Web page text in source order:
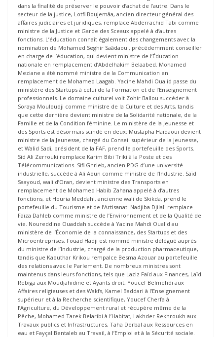
dans la finalité de préserver le pouvoir d’achat de l’autre. Dans le
secteur de la justice, Lotfi Boujemâa, ancien directeur général des
affaires judiciaires et juridiques, remplace Abderrachid Tabi comme
ministre de la Justice et Garde des Sceaux appelé à d’autres
fonctions. L’éducation connaît également des changements avec la
nomination de Mohamed Seghir Saâdaoui, précédemment conseiller
en charge de l’éducation, qui devient ministre de l’Éducation
nationale en remplacement d’Abdelhakim Belaabed. Mohamed
Meziane a été nommé ministre de la Communication en
remplacement de Mohamed Laagab. Yacine Mahdi Oualid passe du
ministère des Startups à celui de la Formation et de l’Enseignement
professionnels. Le domaine culturel voit Zohir Ballou succéder à
Soraya Mouloudji comme ministre de la Culture et des Arts, tandis
que cette dernière devient ministre de la Solidarité nationale, de la
Famille et de la Condition féminine. Le ministère de la Jeunesse et
des Sports est désormais scindé en deux: Mustapha Haidaoui devient
ministre de la Jeunesse, chargé du Conseil supérieur de la jeunesse,
et Walid Sadi, président de la FAF, prend le portefeuille des Sports.
Sid Ali Zerrouki remplace Karim Bibi Triki à la Poste et des
Télécommunications. Sifi Ghrieb, ancien PDG d’une université
industrielle, succède à Ali Aoun comme ministre de l’Industrie. Saïd
Saayoud, wali d’Oran, devient ministre des Transports en
remplacement de Mohamed Habib Zahana appelé à d’autres
fonctions, et Houria Meddahi, ancienne wali de Skikda, prend le
portefeuille du Tourisme et de l’Artisanat. Nadjiba Djilali remplace
Faïza Dahleb comme ministre de l’Environnement et de la Qualité de
vie. Noureddine Ouaddah succède à Yacine Mahdi Oualid au
ministère de l’Économie de la connaissance, des Startups et des
Microentreprises. Fouad Hadji est nommé ministre délégué auprès
du ministre de l’Industrie, chargé de la production pharmaceutique,
tandis que Kaouthar Krikou rempalce Besma Azouar au portefeuille
des relations avec le Parlement. De nombreux ministres sont
maintenus dans leurs fonctions, tels que Laziz Faïd aux Finances, Laïd
Rebiga aux Moudjahidine et Ayants droit, Youcef Belmehdi aux
Affaires religieuses et des Wakfs, Kamel Baddari à l’Enseignement
supérieur et à la Recherche scientifique, Youcef Cherfa à
l’Agriculture, du Développement rural et récupère même de la
Pêche, Mohamed Tarek Belaribi à l’Habitat, Lakhder Rekhroukh aux
Travaux publics et Infrastructures, Taha Derbal aux Ressources en
eau et Fayçal Bentaleb au Travail, à l’Emploi et à la Sécurité sociale.